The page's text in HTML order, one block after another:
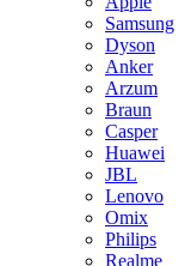
Samsung
Dyson
Anker
Arzum
Braun
Casper
Huawei
JBL
Lenovo
Omix
Philips
Realme